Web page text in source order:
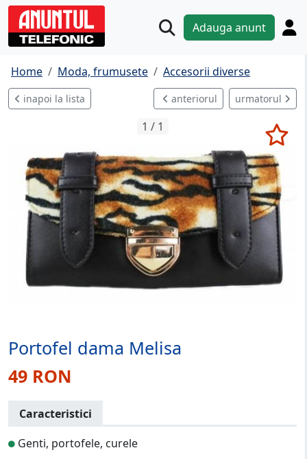
Adauga anunt
Home Moda, frumusete Accesorii diverse
inapoi la lista anteriorul urmatorul
1 / 1
Portofel dama Melisa
49 RON
Caracteristici
Genti, portofele, curele